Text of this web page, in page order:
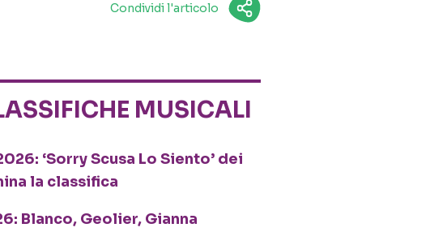
Condividi l'articolo
MUSICALI
‘Sorry Scusa Lo Siento’ dei
la classifica
Blanco, Geolier, Gianna